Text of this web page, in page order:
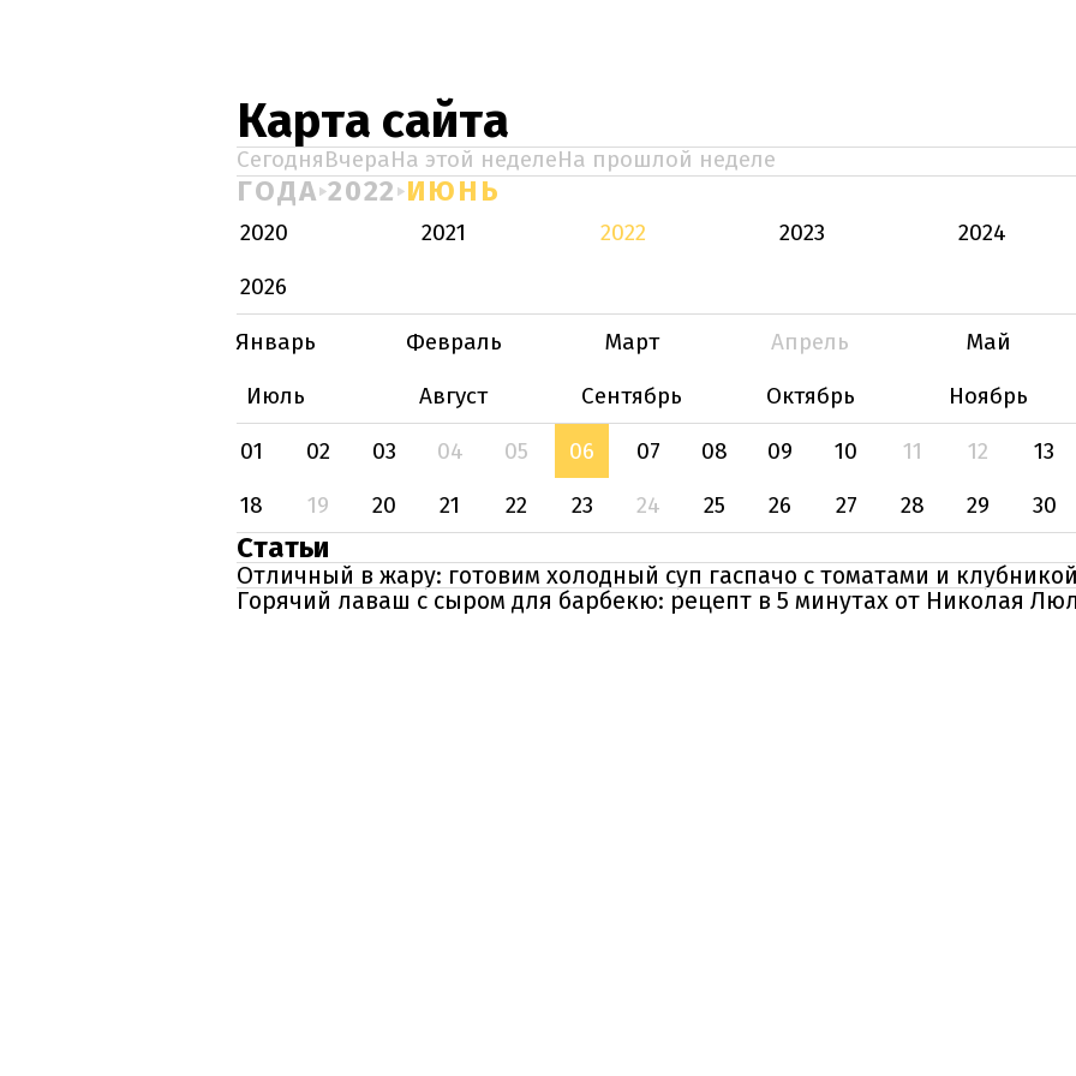
Карта сайта
СегодняВчераНа этой неделеНа прошлой неделе
ГОДА 2022 ИЮНЬ
2020 2021 2022 2023 2024
2026
Январь
Февраль Март Апрель Май
Июль
Август Сентябрь Октябрь Ноябрь
01
02 03 04 05 06 07 08 09 10 11 12 13
18
19 20 21 22 23 24 25 26 27 28 29 30
Статьи
Отличный в жару: готовим холодный суп гаспачо с томатами и клубникой
Горячий лаваш с сыром для барбекю: рецепт в 5 минутах от Николая